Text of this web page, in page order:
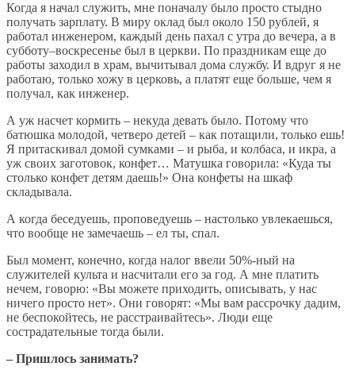
Когда я начал служить, мне поначалу было просто стыдно
получать зарплату. В миру оклад был около 150 рублей, я
работал инженером, каждый день пахал с утра до вечера, а в
субботу–воскресенье был в церкви. По праздникам еще до
работы заходил в храм, вычитывал дома службу. И вдруг я не
работаю, только хожу в церковь, а платят еще больше, чем я
получал, как инженер.
А уж насчет кормить – некуда девать было. Потому что
батюшка молодой, четверо детей – как потащили, только ешь!
Я притаскивал домой сумками – и рыба, и колбаса, и икра, а
уж своих заготовок, конфет… Матушка говорила: «Куда ты
столько конфет детям даешь!» Она конфеты на шкаф
складывала.
А когда беседуешь, проповедуешь – настолько увлекаешься,
что вообще не замечаешь – ел ты, спал.
Был момент, конечно, когда налог ввели 50%-ный на
служителей культа и насчитали его за год. А мне платить
нечем, говорю: «Вы можете приходить, описывать, у нас
ничего просто нет». Они говорят: «Мы вам рассрочку дадим,
не беспокойтесь, не расстраивайтесь». Люди еще
сострадательные тогда были.
– Пришлось занимать?